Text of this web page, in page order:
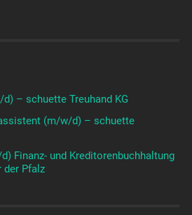
– schuette Treuhand KG
(m/w/d) – schuette
Finanz- und Kreditorenbuchhaltung
der Pfalz